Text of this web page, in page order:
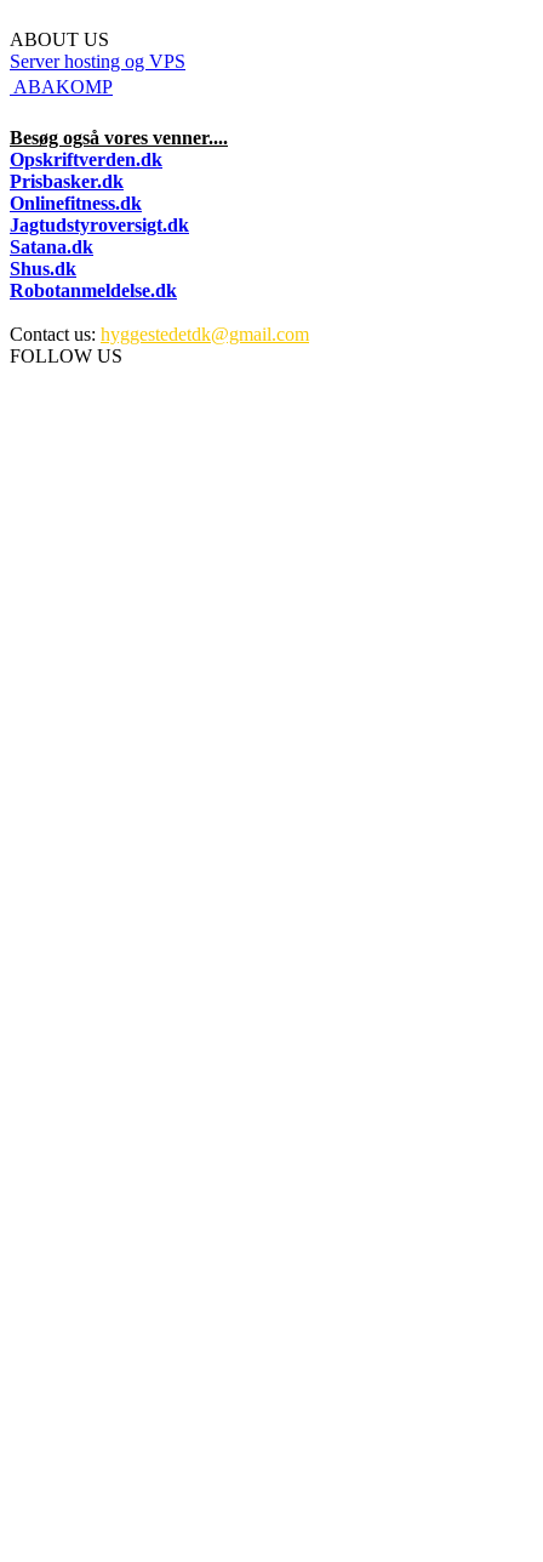
ABOUT US
Server hosting og VPS
 ABAKOMP
Besøg også vores venner....
Opskriftverden.dk
Prisbasker.dk
Onlinefitness.dk
Jagtudstyroversigt.dk
Satana.dk
Shus.dk
Robotanmeldelse.dk
Contact us: hyggestedetdk@gmail.com
FOLLOW US